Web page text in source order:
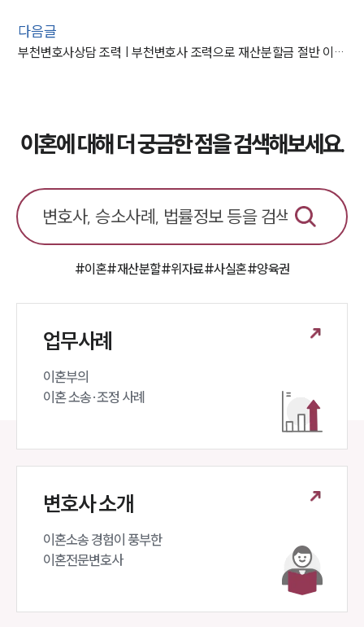
다음글
부천변호사상담 조력 | 부천변호사 조력으로 재산분할금 절반 이상 감액 성공
이혼에 대해 더 궁금한 점을 검색해보세요.
#이혼#재산분할#위자료#사실혼#양육권
업무사례
이혼부의
이혼 소송·조정 사례
변호사 소개
이혼소송 경험이 풍부한
이혼전문변호사